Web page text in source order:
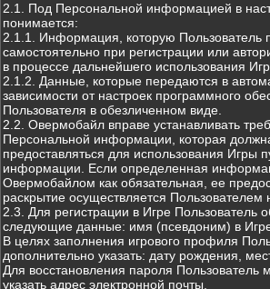
2.1. Под Персональной информацией в
понимается:
2.1.1. Информация, которую Пользователь
самостоятельно при регистрации или
в процессе дальнейшего использования
2.1.2. Данные, которые передаются в
зависимости от настроек программного
Пользователя в обезличенном виде.
2.2. Овермобайл вправе устанавливать
Персональной информации, которая
предоставляться для использования Игры
информации. Если определенная
Овермобайлом как обязательная, ее
раскрытие осуществляется Пользователем
2.3. Для регистрации в Игре Пользователь
следующие данные: имя (псевдоним) в
В целях заполнения игрового профиля
дополнительно указать: дату рождения,
Для восстановления пароля Пользователь
указать адрес электронной почты.